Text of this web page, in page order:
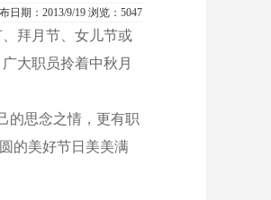
日期：2013/9/19 浏览：5047
拜月节、女儿节或
大职员拎着中秋月
的思念之情，更有职
的美好节日美美满